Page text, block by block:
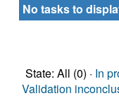
No tasks to
State: All (0) · In
Validation